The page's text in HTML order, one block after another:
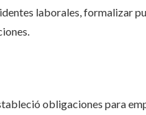
laborales, formalizar
obligaciones para